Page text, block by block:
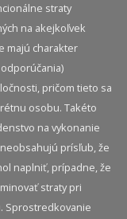
straty
na akejkoľvek
majú charakter
pričom tieto sa
osobu. Takéto
na vykonanie
prísľub, že
naplniť, prípadne, že
straty pri
Sprostredkovanie